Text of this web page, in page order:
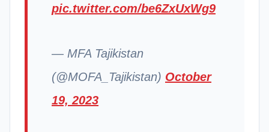
pic.twitter.com/be6ZxUxWg9
— MFA Tajikistan
(@MOFA_Tajikistan) October
19, 2023